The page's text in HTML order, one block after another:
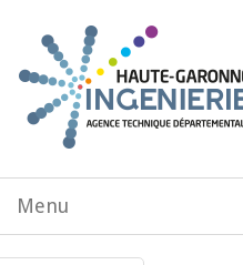
Menu